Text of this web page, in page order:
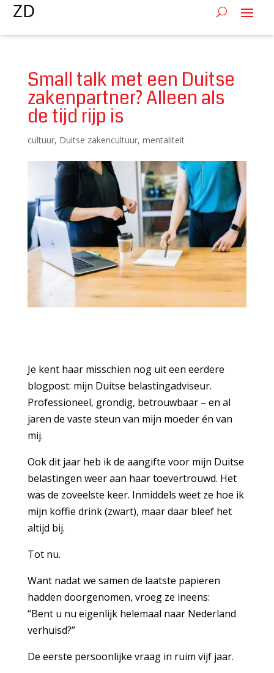
Small talk met een Duitse
zakenpartner? Alleen als
de tijd rijp is
cultuur, Duitse zakencultuur, mentaliteit
Je kent haar misschien nog uit een eerdere
blogpost: mijn Duitse belastingadviseur.
Professioneel, grondig, betrouwbaar – en al
jaren de vaste steun van mijn moeder én van
mij.
Ook dit jaar heb ik de aangifte voor mijn Duitse
belastingen weer aan haar toevertrouwd. Het
was de zoveelste keer. Inmiddels weet ze hoe ik
mijn koffie drink (zwart), maar daar bleef het
altijd bij.
Tot nu.
Want nadat we samen de laatste papieren
hadden doorgenomen, vroeg ze ineens:
“Bent u nu eigenlijk helemaal naar Nederland
verhuisd?”
De eerste persoonlijke vraag in ruim vijf jaar.